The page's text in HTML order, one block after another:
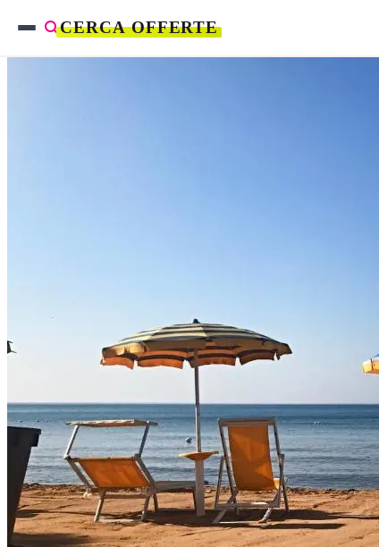
CERCA OFFERTE